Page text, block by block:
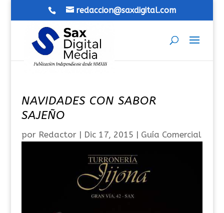
redaccion@saxdigital.com
NAVIDADES CON SABOR
SAJEÑO
por Redactor| Dic 17, 2015 | Guía Comercial